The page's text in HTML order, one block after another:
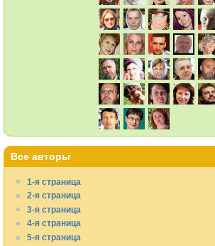
Все авторы
1-я страница
2-я страница
3-я страница
4-я страница
5-я страница